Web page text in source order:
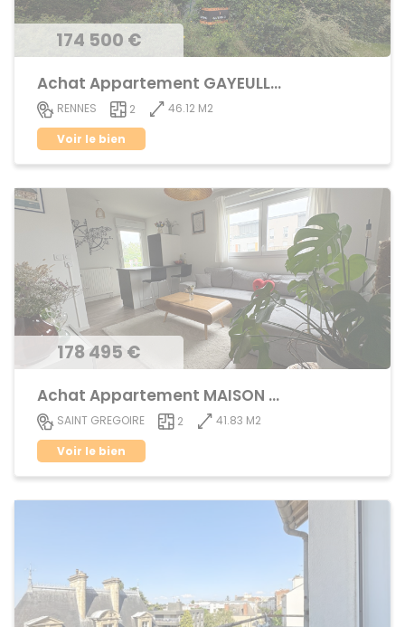
174 500 €
Achat Appartement GAYEULLES
RENNES 2
46.12 M2
Voir le bien
178 495 €
Achat Appartement MAISON BLANCHE
SAINT GREGOIRE 2
41.83 M2
Voir le bien